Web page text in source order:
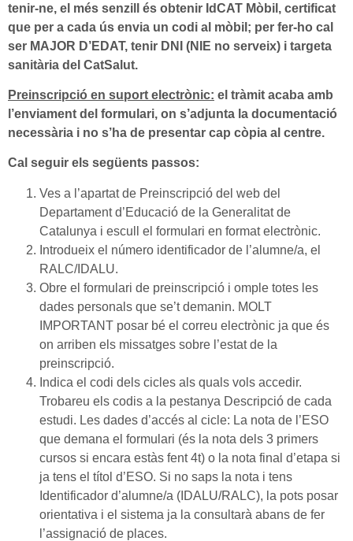
tenir-ne, el més senzill és obtenir IdCAT Mòbil, certificat
que per a cada ús envia un codi al mòbil; per fer-ho cal
ser MAJOR D’EDAT, tenir DNI (NIE no serveix) i targeta
sanitària del CatSalut.
Preinscripció en suport electrònic: el tràmit acaba amb
l’enviament del formulari, on s’adjunta la documentació
necessària i no s’ha de presentar cap còpia al centre.
Cal seguir els següents passos:
Ves a l’apartat de Preinscripció del web del
Departament d’Educació de la Generalitat de
Catalunya i escull el formulari en format electrònic.
Introdueix el número identificador de l’alumne/a, el
RALC/IDALU.
Obre el formulari de preinscripció i omple totes les
dades personals que se’t demanin. MOLT
IMPORTANT posar bé el correu electrònic ja que és
on arriben els missatges sobre l’estat de la
preinscripció.
Indica el codi dels cicles als quals vols accedir.
Trobareu els codis a la pestanya Descripció de cada
estudi. Les dades d’accés al cicle: La nota de l’ESO
que demana el formulari (és la nota dels 3 primers
cursos si encara estàs fent 4t) o la nota final d’etapa si
ja tens el títol d’ESO. Si no saps la nota i tens
Identificador d’alumne/a (IDALU/RALC), la pots posar
orientativa i el sistema ja la consultarà abans de fer
l’assignació de places.